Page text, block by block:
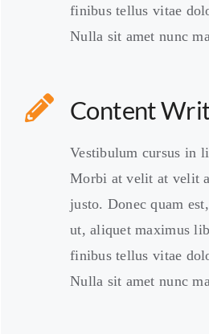
finibus tellus vitae
Nulla sit amet nunc
Content
Vestibulum cursus in
Morbi at velit at velit
justo. Donec quam
ut, aliquet maximus
finibus tellus vitae
Nulla sit amet nunc